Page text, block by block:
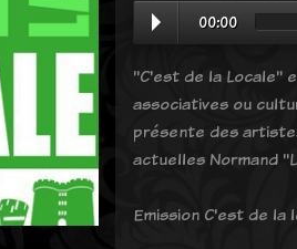
00:00
"C'est de la Locale"
associatives ou
présente des
actuelles Normand
Emission C'est de la